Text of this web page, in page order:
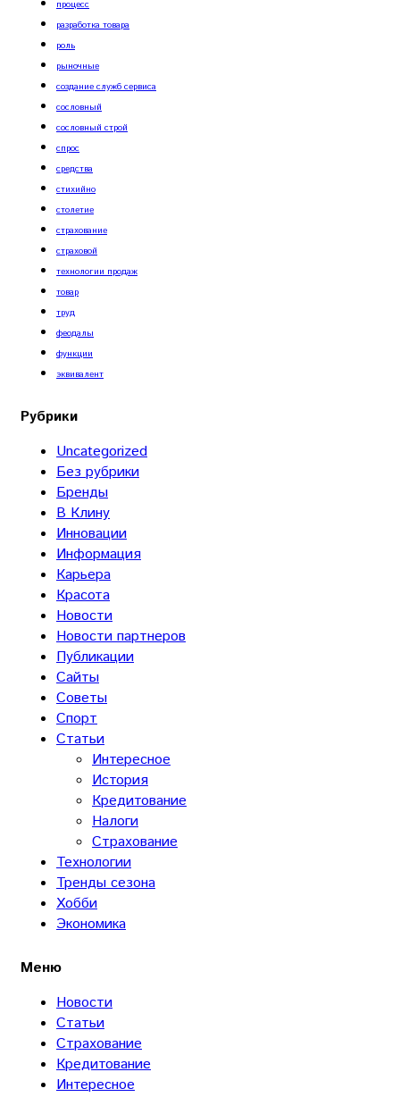
процесс
разработка товара
роль
рыночные
создание служб сервиса
сословный
сословный строй
спрос
средства
стихийно
столетие
страхование
страховой
технологии продаж
товар
труд
феодалы
функции
эквивалент
Рубрики
Uncategorized
Без рубрики
Бренды
В Клину
Инновации
Информация
Карьера
Красота
Новости
Новости партнеров
Публикации
Сайты
Советы
Спорт
Статьи
Интересное
История
Кредитование
Налоги
Страхование
Технологии
Тренды сезона
Хобби
Экономика
Меню
Новости
Статьи
Страхование
Кредитование
Интересное